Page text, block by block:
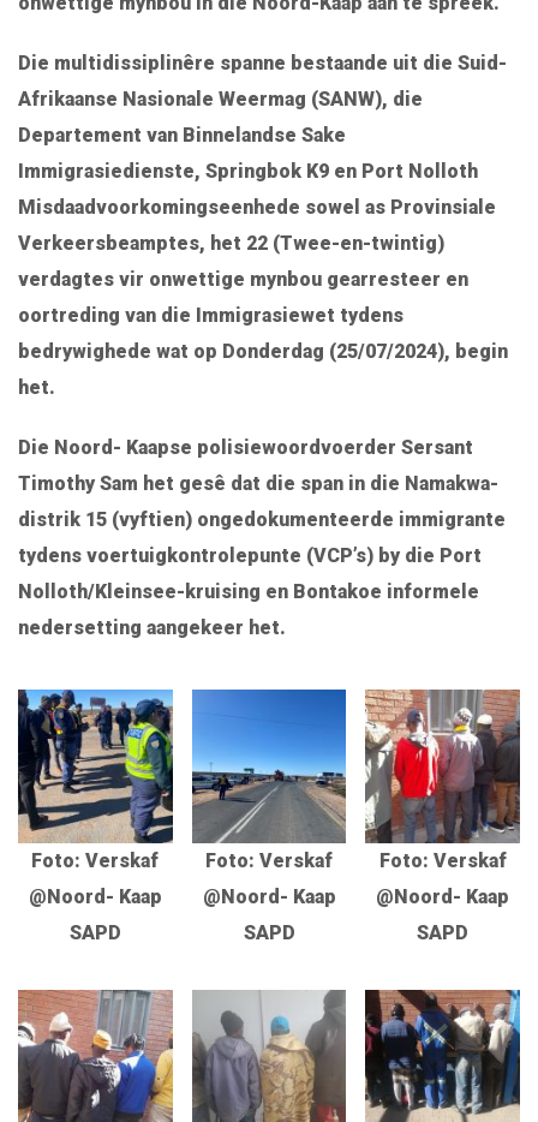
Die multidissiplinêre spanne bestaande uit die Suid-
Afrikaanse Nasionale Weermag (SANW), die
Departement van Binnelandse Sake
Immigrasiedienste, Springbok K9 en Port Nolloth
Misdaadvoorkomingseenhede sowel as Provinsiale
Verkeersbeamptes, het 22 (Twee-en-twintig)
verdagtes vir onwettige mynbou gearresteer en
oortreding van die Immigrasiewet tydens
bedrywighede wat op Donderdag (25/07/2024), begin
het.
Die Noord- Kaapse polisiewoordvoerder Sersant
Timothy Sam het gesê dat die span in die Namakwa-
distrik 15 (vyftien) ongedokumenteerde immigrante
tydens voertuigkontrolepunte (VCP’s) by die Port
Nolloth/Kleinsee-kruising en Bontakoe informele
nedersetting aangekeer het.
Foto: Verskaf
@Noord- Kaap
SAPD
Foto: Verskaf
@Noord- Kaap
SAPD
Foto: Verskaf
@Noord- Kaap
SAPD